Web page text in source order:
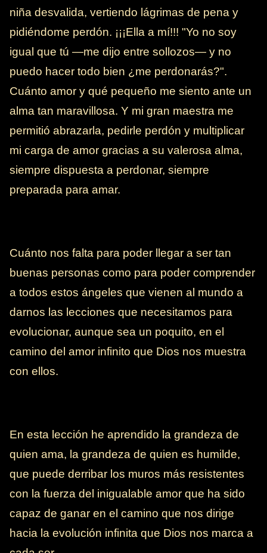
niña desvalida, vertiendo lágrimas de pena y
pidiéndome perdón. ¡¡¡Ella a mí!!! "Yo no soy
igual que tú —me dijo entre sollozos— y no
puedo hacer todo bien ¿me perdonarás?".
Cuánto amor y qué pequeño me siento ante un
alma tan maravillosa. Y mi gran maestra me
permitió abrazarla, pedirle perdón y multiplicar
mi carga de amor gracias a su valerosa alma,
siempre dispuesta a perdonar, siempre
preparada para amar.
Cuánto nos falta para poder llegar a ser tan
buenas personas como para poder comprender
a todos estos ángeles que vienen al mundo a
darnos las lecciones que necesitamos para
evolucionar, aunque sea un poquito, en el
camino del amor infinito que Dios nos muestra
con ellos.
En esta lección he aprendido la grandeza de
quien ama, la grandeza de quien es humilde,
que puede derribar los muros más resistentes
con la fuerza del inigualable amor que ha sido
capaz de ganar en el camino que nos dirige
hacia la evolución infinita que Dios nos marca a